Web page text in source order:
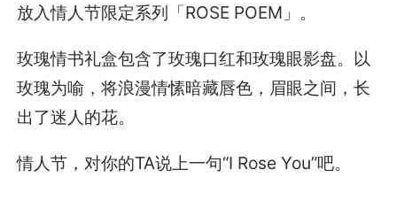
放入情人节限定系列「ROSE POEM」。
玫瑰情书礼盒包含了玫瑰口红和玫瑰眼影盘。以
玫瑰为喻，将浪漫情愫暗藏唇色，眉眼之间，长
出了迷人的花。
情人节，对你的TA说上一句“I Rose You”吧。